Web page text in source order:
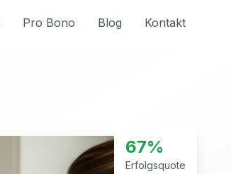
Pro Bono Blog Kontakt
67%
Erfolgsquote